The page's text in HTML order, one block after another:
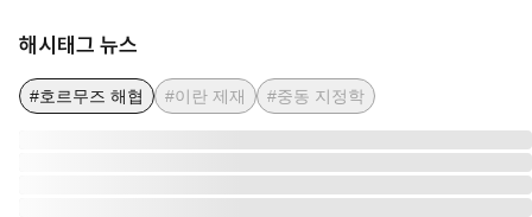
해시태그 뉴스
#호르무즈 해협 #이란 제재 #중동 지정학